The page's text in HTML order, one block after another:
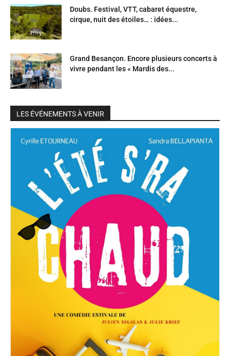
Doubs. Festival, VTT, cabaret équestre,
cirque, nuit des étoiles… : idées...
Grand Besançon. Encore plusieurs concerts à
vivre pendant les « Mardis des...
LES ÉVÉNEMENTS À VENIR